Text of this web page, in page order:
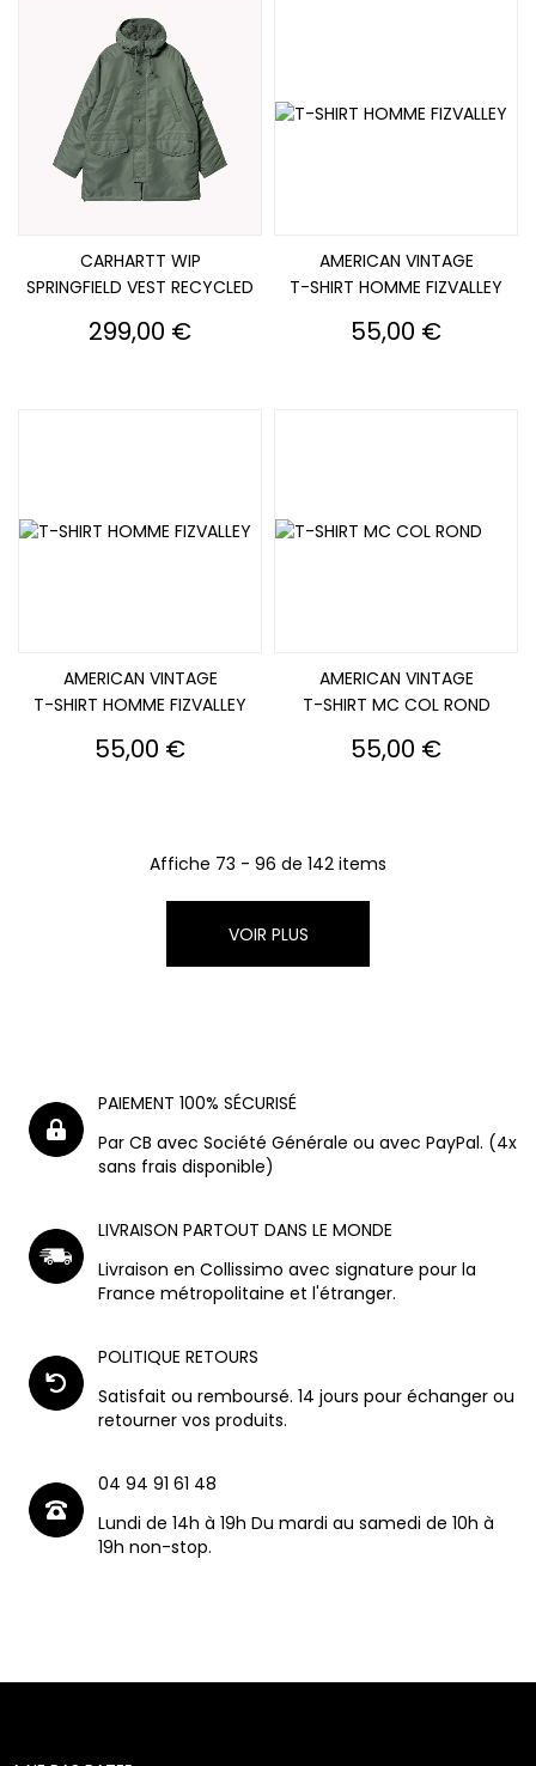
CARHARTT WIP
SPRINGFIELD VEST RECYCLED
Prix
299,00 €
AMERICAN VINTAGE
T-SHIRT HOMME FIZVALLEY
Prix
55,00 €
AMERICAN VINTAGE
T-SHIRT HOMME FIZVALLEY
Prix
55,00 €
AMERICAN VINTAGE
T-SHIRT MC COL ROND
Prix
55,00 €
Affiche 73 - 96 de 142 items
VOIR PLUS
PAIEMENT 100% SÉCURISÉ
Par CB avec Société Générale ou avec PayPal. (4x
sans frais disponible)
LIVRAISON PARTOUT DANS LE MONDE
Livraison en Collissimo avec signature pour la
France métropolitaine et l'étranger.
POLITIQUE RETOURS
Satisfait ou remboursé. 14 jours pour échanger ou
retourner vos produits.
04 94 91 61 48
Lundi de 14h à 19h Du mardi au samedi de 10h à
19h non-stop.